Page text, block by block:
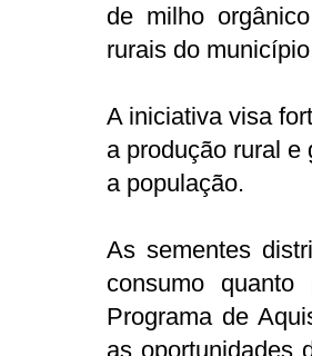
de milho
rurais do
A iniciativa visa
a produção rural e
a população.
As sementes
consumo
Programa de
as oportunidades